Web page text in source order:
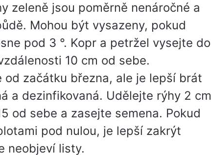
zeleně jsou poměrně nenáročné a
Mohou být vysazeny, pokud
pod 3 °. Kopr a petržel vysejte do
10 cm od sebe.
od začátku března, ale je lepší brát
a dezinfikovaná. Udělejte rýhy 2 cm
od sebe a zasejte semena. Pokud
pod nulou, je lepší zakrýt
neobjeví listy.